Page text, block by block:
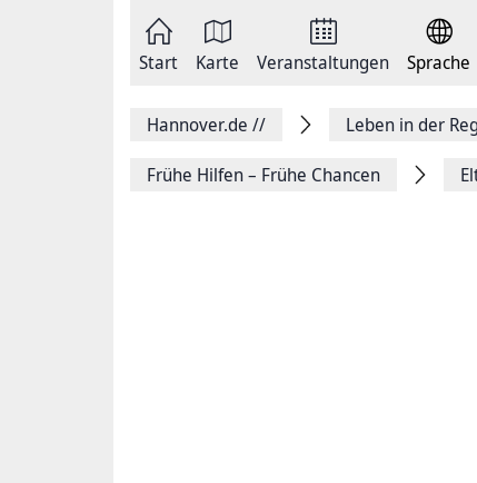
Start Karte Veranstaltungen Sprache
Hannover.de // Leben in der
Frühe Hilfen – Frühe Chancen